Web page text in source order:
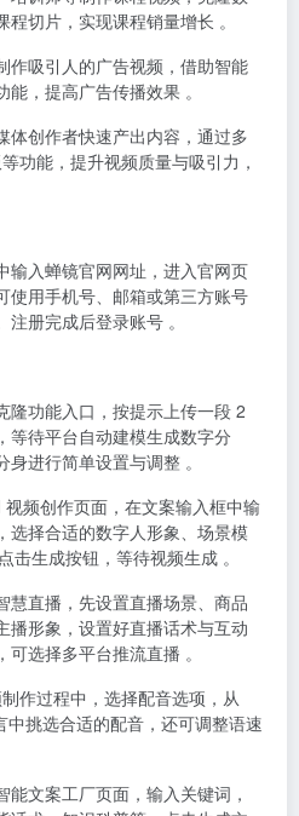
切片，实现课程销量增长 。
作吸引人的广告视频，借助智能
，提高广告传播效果 。
体创作者快速产出内容，通过多
功能，提升视频质量与吸引力，
输入蝉镜官网网址 ，进入官网页
使用手机号、邮箱或第三方账号
注册完成后登录账号 。
隆功能入口，按提示上传一段 2
等待平台自动建模生成数字分
进行简单设置与调整 。
视频创作页面，在文案输入框中输
选择合适的数字人形象、场景模
击生成按钮，等待视频生成 。
慧直播，先设置直播场景、商品
播形象，设置好直播话术与互动
选择多平台推流直播 。
制作过程中，选择配音选项，从
挑选合适的配音，还可调整语速
能文案工厂页面，输入关键词，